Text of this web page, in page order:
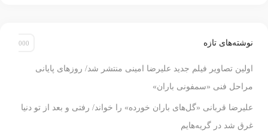
نوشته‌های تازه
اولین تصاویر فیلم جدید علیرضا امینی منتشر شد/ روزهای پایانی
مراحل فنی «سمفونی باران»
علیرضا قربانی «گل‌های باران خورده» را خواند/ رفتی و بعد از تو دنیا
غرق شد در گریه‌هایم